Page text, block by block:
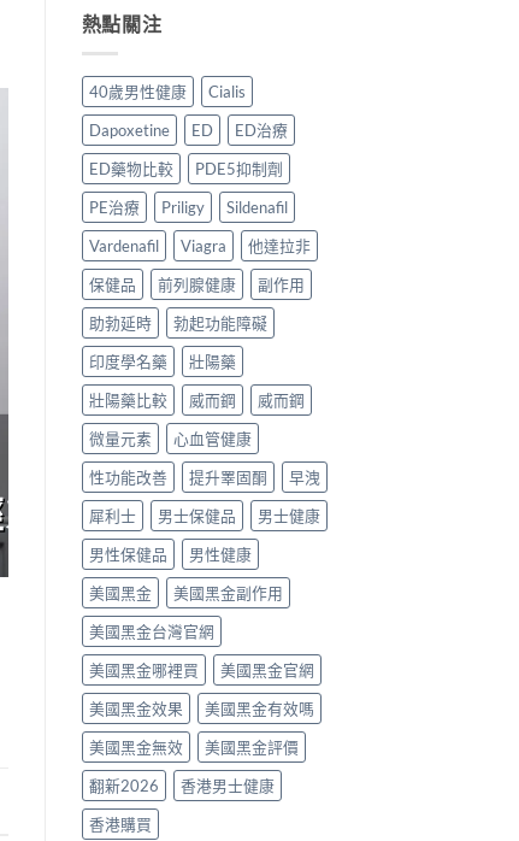
指
中
噴
霧
買
指
南〉
中
物
比
2026：
口
服
藥、
噴
劑、
效
片
點
揀？〉
中
士
30
裝
香
港
購
買
指
2026：
Cialis
20mg
貨
價
格、
真
假
辨
別
與
使
用
議〉
中
熱點關注
40歲男性健康
Cialis
Dapoxetine
ED
ED治療
ED藥物比較
PDE5抑制劑
PE治療
Priligy
Sildenafil
Vardenafil
Viagra
他達拉非
保健品
前列腺健康
副作用
助勃延時
勃起功能障礙
印度學名藥
壯陽藥
壯陽藥比較
威而鋼
威而鋼
微量元素
心血管健康
性功能改善
提升睪固酮
早洩
犀利士
男士保健品
男士健康
男性保健品
男性健康
美國黑金
美國黑金副作用
美國黑金台灣官網
美國黑金哪裡買
美國黑金官網
美國黑金效果
美國黑金有效嗎
美國黑金無效
美國黑金評價
翻新2026
香港男士健康
香港購買